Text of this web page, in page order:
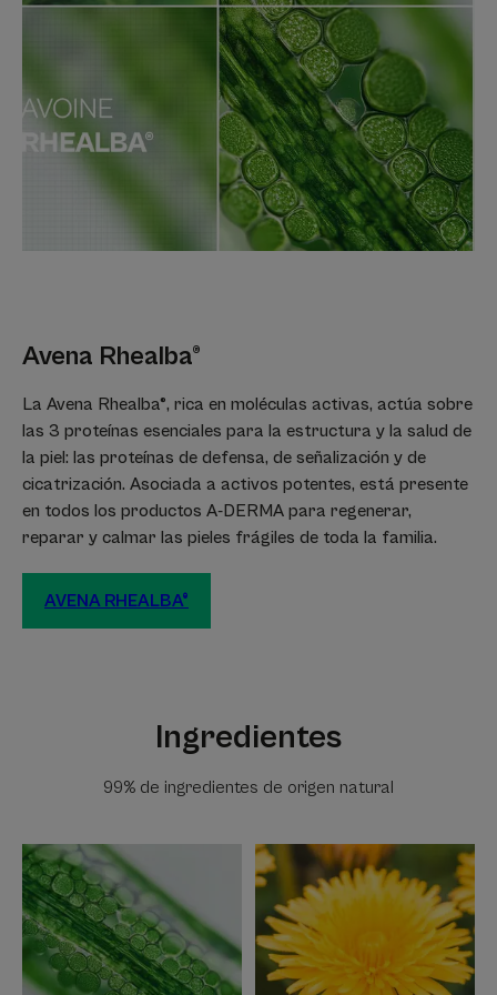
Aroma del contenido
¹Estudio de evaluación del efecto antipolución tras una aplicación, realizado
en 31 sujetos
*OCDE 301B
Avena Rhealba®
La Avena Rhealba®, rica en moléculas activas, actúa sobre
las 3 proteínas esenciales para la estructura y la salud de
la piel: las proteínas de defensa, de señalización y de
cicatrización. Asociada a activos potentes, está presente
en todos los productos A-DERMA para regenerar,
reparar y calmar las pieles frágiles de toda la familia.
AVENA RHEALBA®
Ingredientes
99% de ingredientes de origen natural